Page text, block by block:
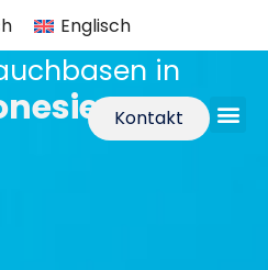
Englisch
Kontakt
in